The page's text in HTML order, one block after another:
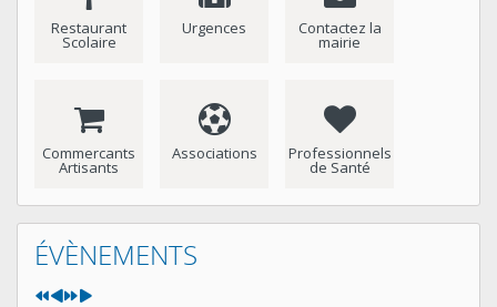
Restaurant
Scolaire
Urgences Contactez la
mairie
Commercants
Artisants
Associations Professionnels
de Santé
ÉVÈNEMENTS
Année
précédente
Mois
précédent
Année
suivante
Mois
suivant